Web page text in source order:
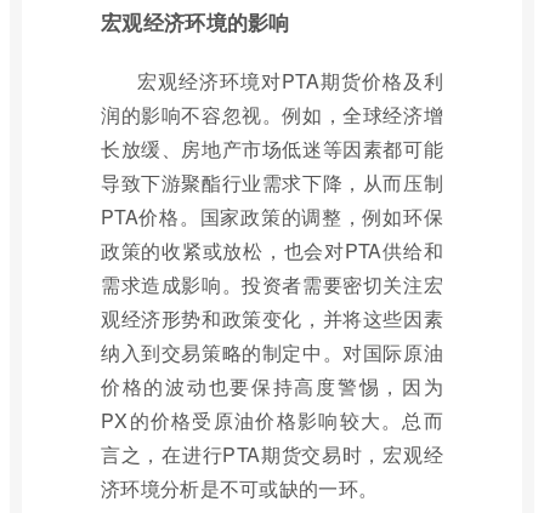
宏观经济环境的影响
宏观经济环境对PTA期货价格及利
润的影响不容忽视。例如，全球经济增
长放缓、房地产市场低迷等因素都可能
导致下游聚酯行业需求下降，从而压制
PTA价格。国家政策的调整，例如环保
政策的收紧或放松，也会对PTA供给和
需求造成影响。投资者需要密切关注宏
观经济形势和政策变化，并将这些因素
纳入到交易策略的制定中。对国际原油
价格的波动也要保持高度警惕，因为
PX的价格受原油价格影响较大。总而
言之，在进行PTA期货交易时，宏观经
济环境分析是不可或缺的一环。